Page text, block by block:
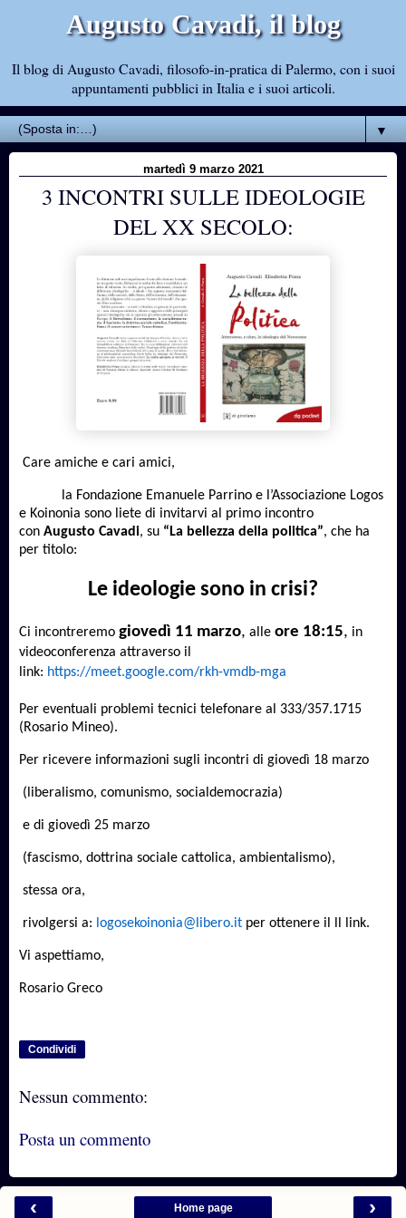
Augusto Cavadi, il blog
Il blog di Augusto Cavadi, filosofo-in-pratica di Palermo, con i suoi
appuntamenti pubblici in Italia e i suoi articoli.
▼
martedì 9 marzo 2021
3 INCONTRI SULLE IDEOLOGIE
DEL XX SECOLO:
Care amiche e cari amici,
la Fondazione Emanuele Parrino e l’Associazione Logos
e Koinonia sono liete di invitarvi al primo incontro
con Augusto Cavadi, su “La bellezza della politica”, che ha
per titolo:
Le ideologie sono in crisi?
Ci incontreremo giovedì 11 marzo, alle ore 18:15, in
videoconferenza attraverso il
link: https://meet.google.com/rkh-vmdb-mga
Per eventuali problemi tecnici telefonare al 333/357.1715
(Rosario Mineo).
Per ricevere informazioni sugli incontri di giovedì 18 marzo
(liberalismo, comunismo, socialdemocrazia)
e di giovedì 25 marzo
(fascismo, dottrina sociale cattolica, ambientalismo),
stessa ora,
rivolgersi a: logosekoinonia@libero.it per ottenere il ll link.
Vi aspettiamo,
Rosario Greco
Condividi
Nessun commento:
Posta un commento
‹ ›
Home page